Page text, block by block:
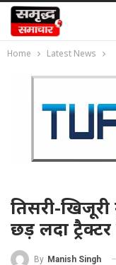
Home Latest News
तिसरी-
छड़ लदा
By Manish Singh